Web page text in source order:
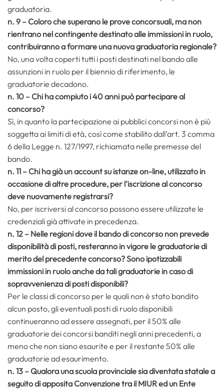
graduatoria.
n. 9 – Coloro che superano le prove concorsuali, ma non
rientrano nel contingente destinato alle immissioni in ruolo,
contribuiranno a formare una nuova graduatoria regionale?
No, una volta coperti tutti i posti destinati nel bando alle
assunzioni in ruolo per il biennio di riferimento, le
graduatorie decadono.
n. 10 – Chi ha compiuto i 40 anni può partecipare al
concorso?
Sì, in quanto la partecipazione ai pubblici concorsi non è più
soggetta ai limiti di età, così come stabilito dall’art. 3 comma
6 della Legge n. 127/1997, richiamata nelle premesse del
bando.
n. 11 – Chi ha già un account su istanze on-line, utilizzato in
occasione di altre procedure, per l’iscrizione al concorso
deve nuovamente registrarsi?
No, per iscriversi al concorso possono essere utilizzate le
credenziali già attivate in precedenza.
n. 12 – Nelle regioni dove il bando di concorso non prevede
disponibilità di posti, resteranno in vigore le graduatorie di
merito del precedente concorso? Sono ipotizzabili
immissioni in ruolo anche da tali graduatorie in caso di
sopravvenienza di posti disponibili?
Per le classi di concorso per le quali non è stato bandito
alcun posto, gli eventuali posti di ruolo disponibili
continueranno ad essere assegnati, per il 50% alle
graduatorie dei concorsi banditi negli anni precedenti, a
meno che non siano esaurite e per il restante 50% alle
graduatorie ad esaurimento.
n. 13 – Qualora una scuola provinciale sia diventata statale a
seguito di apposita Convenzione tra il MIUR ed un Ente